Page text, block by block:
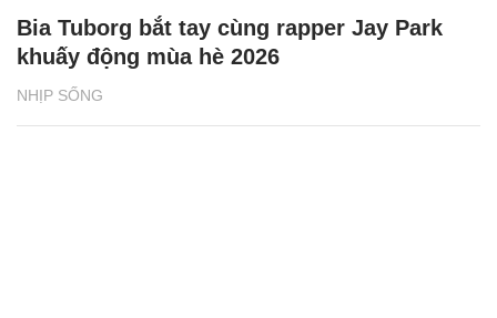
NHỊP SỐNG
Bia Tuborg bắt tay cùng rapper Jay Park
khuấy động mùa hè 2026